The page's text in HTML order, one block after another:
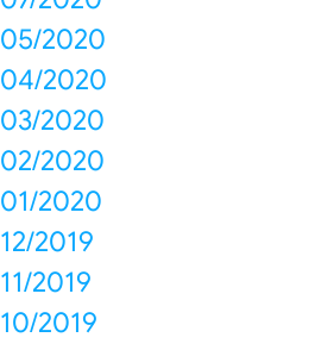
05/2020
04/2020
03/2020
02/2020
01/2020
12/2019
11/2019
10/2019